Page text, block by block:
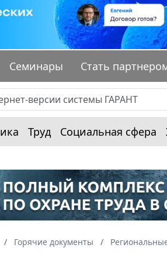
Семинары Стать
Труд Социальная сфера
Горячие документы